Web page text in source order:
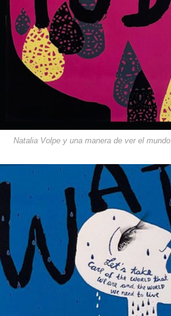
Natalia Volpe y una manera de ver el mundo